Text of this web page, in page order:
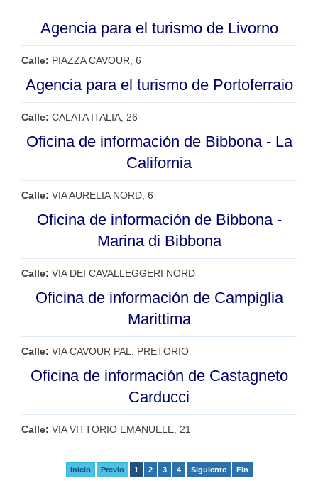
Agencia para el turismo de Livorno
Calle: PIAZZA CAVOUR, 6
Agencia para el turismo de Portoferraio
Calle: CALATA ITALIA, 26
Oficina de información de Bibbona - La
California
Calle: VIA AURELIA NORD, 6
Oficina de información de Bibbona -
Marina di Bibbona
Calle: VIA DEI CAVALLEGGERI NORD
Oficina de información de Campiglia
Marittima
Calle: VIA CAVOUR PAL. PRETORIO
Oficina de información de Castagneto
Carducci
Calle: VIA VITTORIO EMANUELE, 21
Inicio Previo 1 2 3 4 Siguiente Fin